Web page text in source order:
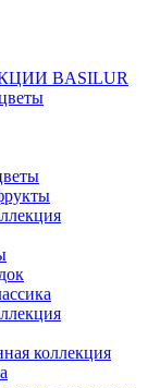
BASILUR
коллекция